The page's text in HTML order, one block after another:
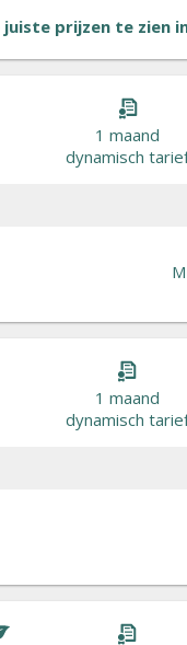
prijzen te zien
1 maand
dynamisch
1 maand
dynamisch